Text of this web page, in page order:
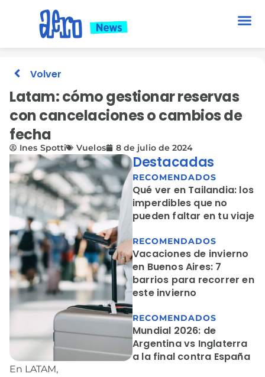
Volver
Latam: cómo gestionar reservas
con cancelaciones o cambios de
fecha
Ines Spotti Vuelos 8 de julio de 2024
En LATAM,
Destacadas
RECOMENDADOS
Qué ver en Tailandia: los
imperdibles que no
pueden faltar en tu viaje
RECOMENDADOS
Vacaciones de invierno
en Buenos Aires: 7
barrios para recorrer en
este invierno
RECOMENDADOS
Mundial 2026: de
Argentina vs Inglaterra
a la final contra España